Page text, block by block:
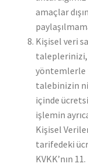
amaçlar
Kişisel veri
yöntemlerle
talebinizin
içinde
işlemin
Kişisel
tarifedeki
KVKK’nın